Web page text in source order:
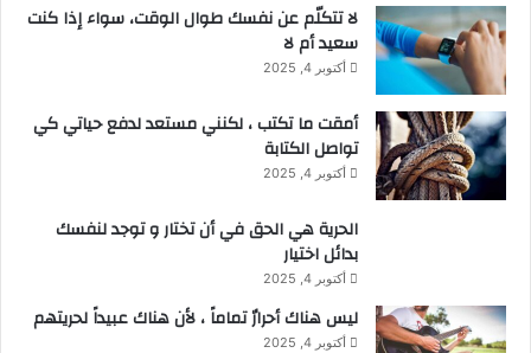
لا تتكلّم عن نفسك طوال الوقت، سواء إذا كنت
سعيد أم لا
أكتوبر 4, 2025
أمقت ما تكتب ، لكنني مستعد لدفع حياتي كي
تواصل الكتابة
أكتوبر 4, 2025
الحرية هي الحق في أن تختار و توجد لنفسك
بدائل اختيار
أكتوبر 4, 2025
ليس هناك أحرارٌ تماماً ، لأن هناك عبيداً لحريتهم
أكتوبر 4, 2025